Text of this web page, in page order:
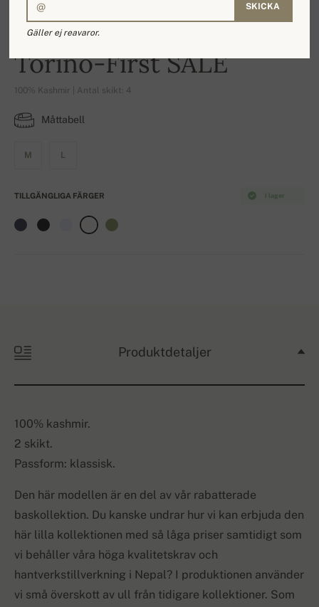
-15%
Torino-First SALE
100% Kashmir | Antal skikt: 4
Måttabell
M L
I lager
TILLGÄNGLIGA FÄRGER
Produktdetaljer
100% kashmir.
2 skikt.
Passform: klassisk.
Den här modellen är en del av vår rabatterade
baskollektion. Du kanske undrar hur vi kan erbjuda den
här lilla kollektionen med så låga priser samtidigt som
vi behåller våra höga kvalitetskrav och
hantverkstillverkning i Nepal? I produktionen använder
vi små överskott av ull från tidigare kollektioner. Som
SKICKA
Gäller ej reavaror.